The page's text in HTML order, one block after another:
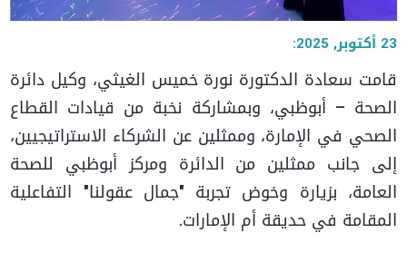
23 أكتوبر, 2025:
قامت سعادة الدكتورة نورة خميس الغيثي، وكيل دائرة
الصحة – أبوظبي، وبمشاركة نخبة من قيادات القطاع
الصحي في الإمارة، وممثلين عن الشركاء الاستراتيجيين،
إلى جانب ممثلين من الدائرة ومركز أبوظبي للصحة
العامة، بزيارة وخوض تجربة "جمال عقولنا" التفاعلية
المقامة في حديقة أم الإمارات.